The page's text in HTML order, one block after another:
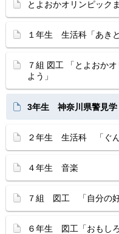
とよおかオリンピック
１年生 生活科「あきと
７組 図工 「とよおか
よう」
3年生 神奈川県警見学
２年生 生活科 「ぐん
４年生 音楽
７組 図工 「自分の好
６年生 図工「おもしろ